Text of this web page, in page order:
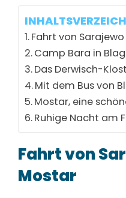
Stadt im Süden
Brücke über die Neretva.
🔗 In diesem Content
Blagaj
Derwischkloster am
🔗 In diesem Content
Camp Bara
Fahrt von
Camp Bara in
Das Derwisch-
Mit dem Bus von
Mostar, eine
Ruhige Nacht am
Fahrt von
Mostar